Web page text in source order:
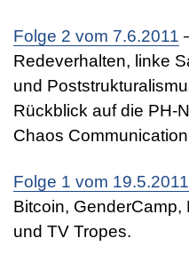
Folge 2 vom 7.6.2011
Redeverhalten, linke
und
Rückblick auf die PH-
Chaos
Folge 1 vom 19.5.2011
Bitcoin,
und TV Tropes.